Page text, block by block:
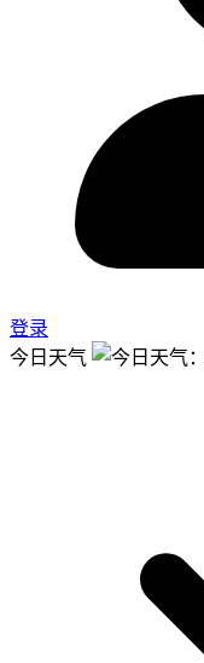
登录
今日天气